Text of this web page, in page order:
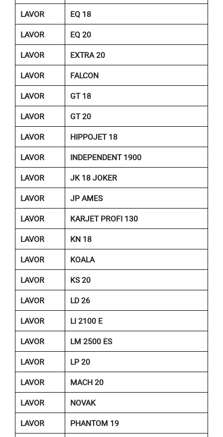
LAVOR
EQ 18
LAVOR
EQ 20
LAVOR
EXTRA 20
LAVOR
FALCON
LAVOR
GT 18
LAVOR
GT 20
LAVOR
HIPPOJET 18
LAVOR
INDEPENDENT 1900
LAVOR
JK 18 JOKER
LAVOR
JP AMES
LAVOR
KARJET PROFI 130
LAVOR
KN 18
LAVOR
KOALA
LAVOR
KS 20
LAVOR
LD 26
LAVOR
LI 2100 E
LAVOR
LM 2500 ES
LAVOR
LP 20
LAVOR
MACH 20
LAVOR
NOVAK
LAVOR
PHANTOM 19